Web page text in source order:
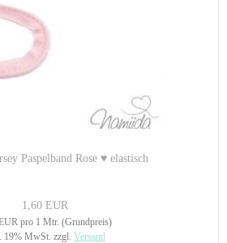
Paspelband Rose ♥ elastisch
1,60 EUR
pro 1 Mtr. (Grundpreis)
19% MwSt. zzgl. Versand